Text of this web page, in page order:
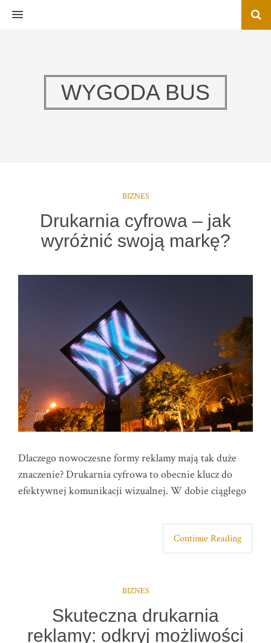
MENU
WYGODA BUS
BIZNES
Drukarnia cyfrowa – jak
wyróżnić swoją markę?
Dlaczego nowoczesne formy reklamy mają tak duże
znaczenie? Drukarnia cyfrowa to obecnie klucz do
efektywnej komunikacji wizualnej. W dobie ciągłego
Continue Reading
BIZNES
Skuteczna drukarnia
reklamy: odkryj możliwości